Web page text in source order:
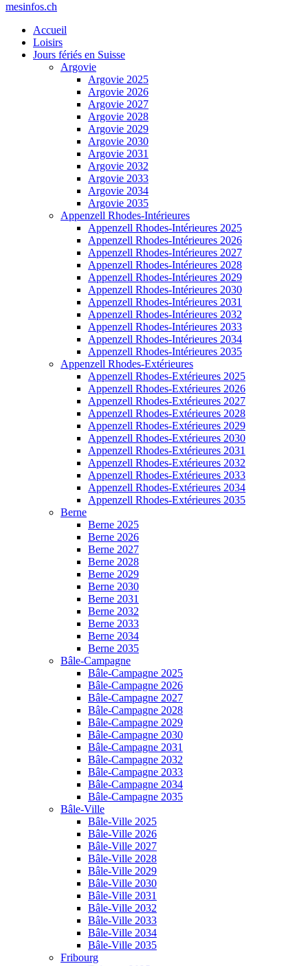
mesinfos.ch
Accueil
Loisirs
Jours fériés en Suisse
Argovie
Argovie 2025
Argovie 2026
Argovie 2027
Argovie 2028
Argovie 2029
Argovie 2030
Argovie 2031
Argovie 2032
Argovie 2033
Argovie 2034
Argovie 2035
Appenzell Rhodes-Intérieures
Appenzell Rhodes-Intérieures 2025
Appenzell Rhodes-Intérieures 2026
Appenzell Rhodes-Intérieures 2027
Appenzell Rhodes-Intérieures 2028
Appenzell Rhodes-Intérieures 2029
Appenzell Rhodes-Intérieures 2030
Appenzell Rhodes-Intérieures 2031
Appenzell Rhodes-Intérieures 2032
Appenzell Rhodes-Intérieures 2033
Appenzell Rhodes-Intérieures 2034
Appenzell Rhodes-Intérieures 2035
Appenzell Rhodes-Extérieures
Appenzell Rhodes-Extérieures 2025
Appenzell Rhodes-Extérieures 2026
Appenzell Rhodes-Extérieures 2027
Appenzell Rhodes-Extérieures 2028
Appenzell Rhodes-Extérieures 2029
Appenzell Rhodes-Extérieures 2030
Appenzell Rhodes-Extérieures 2031
Appenzell Rhodes-Extérieures 2032
Appenzell Rhodes-Extérieures 2033
Appenzell Rhodes-Extérieures 2034
Appenzell Rhodes-Extérieures 2035
Berne
Berne 2025
Berne 2026
Berne 2027
Berne 2028
Berne 2029
Berne 2030
Berne 2031
Berne 2032
Berne 2033
Berne 2034
Berne 2035
Bâle-Campagne
Bâle-Campagne 2025
Bâle-Campagne 2026
Bâle-Campagne 2027
Bâle-Campagne 2028
Bâle-Campagne 2029
Bâle-Campagne 2030
Bâle-Campagne 2031
Bâle-Campagne 2032
Bâle-Campagne 2033
Bâle-Campagne 2034
Bâle-Campagne 2035
Bâle-Ville
Bâle-Ville 2025
Bâle-Ville 2026
Bâle-Ville 2027
Bâle-Ville 2028
Bâle-Ville 2029
Bâle-Ville 2030
Bâle-Ville 2031
Bâle-Ville 2032
Bâle-Ville 2033
Bâle-Ville 2034
Bâle-Ville 2035
Fribourg